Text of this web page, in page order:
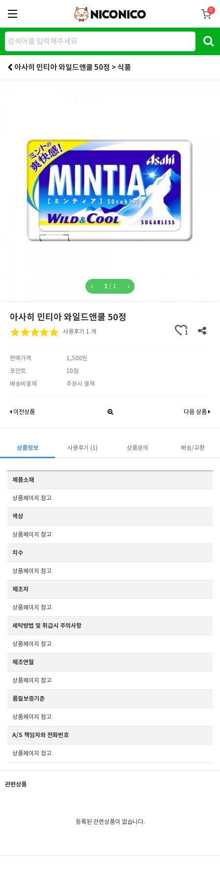
0
아사히 민티아 와일드앤쿨 50정 > 식품
1 / 1
아사히 민티아 와일드앤쿨 50정
사용후기 1 개 1
판매가격
1,500원
포인트
10점
배송비결제
주문시 결제
이전상품 다음 상품
상품정보 사용후기 (1) 상품문의 배송/교환
제품소재
상품페이지 참고
색상
상품페이지 참고
치수
상품페이지 참고
제조자
상품페이지 참고
세탁방법 및 취급시 주의사항
상품페이지 참고
제조연월
상품페이지 참고
품질보증기준
상품페이지 참고
A/S 책임자와 전화번호
상품페이지 참고
관련상품
등록된 관련상품이 없습니다.